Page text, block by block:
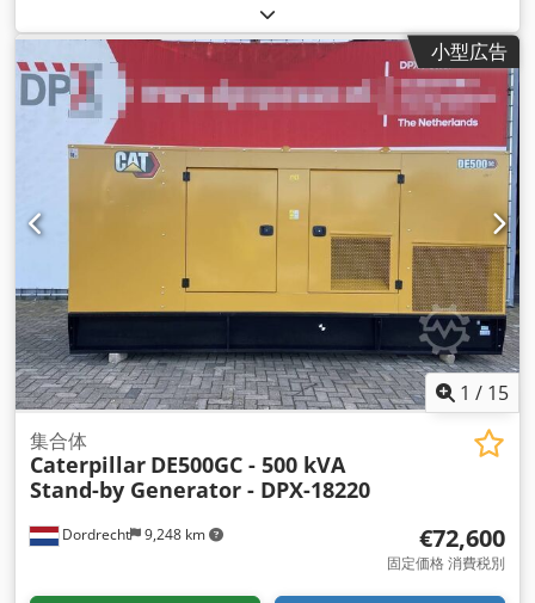
, フォーク幅:
3,560 mm, 全長:5,070 mm, 全幅:2,560 mm, 色:青,
小型広告
1 / 15
Dordrecht 9,248 km
集合体
Caterpillar DE500GC - 500 kVA
Stand-by Generator - DPX-18220
€72,600
固定価格 消費税別